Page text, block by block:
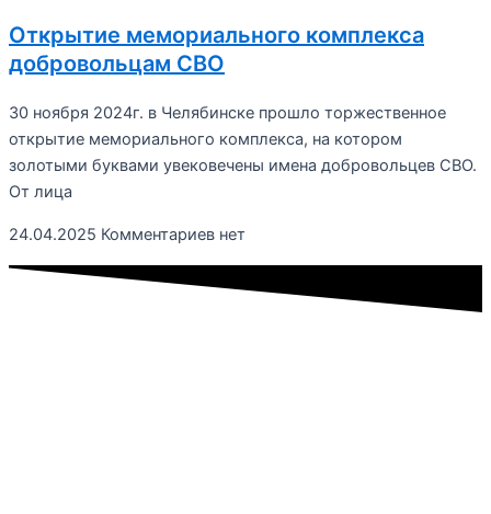
Открытие мемориального комплекса
добровольцам СВО
30 ноября 2024г. в Челябинске прошло торжественное
открытие мемориального комплекса, на котором
золотыми буквами увековечены имена добровольцев СВО.
От лица
24.04.2025 Комментариев нет